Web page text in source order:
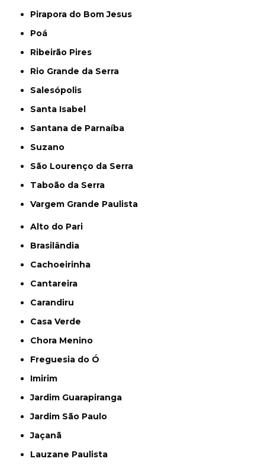
Pirapora do Bom Jesus
Poá
Ribeirão Pires
Rio Grande da Serra
Salesópolis
Santa Isabel
Santana de Parnaíba
Suzano
São Lourenço da Serra
Taboão da Serra
Vargem Grande Paulista
Alto do Pari
Brasilândia
Cachoeirinha
Cantareira
Carandiru
Casa Verde
Chora Menino
Freguesia do Ó
Imirim
Jardim Guarapiranga
Jardim São Paulo
Jaçanã
Lauzane Paulista